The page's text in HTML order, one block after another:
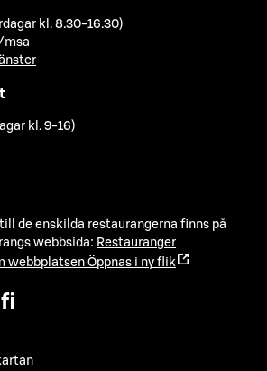
kl. 8.30-16.30)
msa
kl. 9-16)
de enskilda restaurangerna finns på
webbsida: Restauranger
webbplatsen Öppnas i ny flik